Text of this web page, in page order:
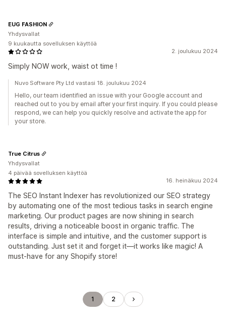
2. joulukuu 2024
Simply NOW work, waist ot time !
EUG FASHION
Yhdysvallat
9 kuukautta sovelluksen käyttöä
Nuvo Software Pty Ltd vastasi 18. joulukuu 2024
Hello, our team identified an issue with your Google account and
reached out to you by email after your first inquiry. If you could please
respond, we can help you quickly resolve and activate the app for
your store.
16. heinäkuu 2024
The SEO Instant Indexer has revolutionized our SEO strategy
by automating one of the most tedious tasks in search engine
marketing. Our product pages are now shining in search
results, driving a noticeable boost in organic traffic. The
interface is simple and intuitive, and the customer support is
outstanding. Just set it and forget it—it works like magic! A
must-have for any Shopify store!
True Citrus
Yhdysvallat
4 päivää sovelluksen käyttöä
1 2